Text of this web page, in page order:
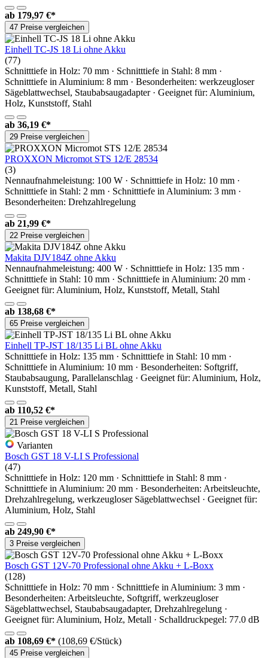
ab 179,97 €*
47 Preise vergleichen
Einhell TC-JS 18 Li ohne Akku
(77)
Schnitttiefe in Holz: 70 mm · Schnitttiefe in Stahl: 8 mm ·
Schnitttiefe in Aluminium: 8 mm · Besonderheiten: werkzeugloser
Sägeblattwechsel, Staubabsaugadapter · Geeignet für: Aluminium,
Holz, Kunststoff, Stahl
ab 36,19 €*
29 Preise vergleichen
PROXXON Micromot STS 12/E 28534
(3)
Nennaufnahmeleistung: 100 W · Schnitttiefe in Holz: 10 mm ·
Schnitttiefe in Stahl: 2 mm · Schnitttiefe in Aluminium: 3 mm ·
Besonderheiten: Drehzahlregelung
ab 21,99 €*
22 Preise vergleichen
Makita DJV184Z ohne Akku
Nennaufnahmeleistung: 400 W · Schnitttiefe in Holz: 135 mm ·
Schnitttiefe in Stahl: 10 mm · Schnitttiefe in Aluminium: 20 mm ·
Geeignet für: Aluminium, Holz, Kunststoff, Metall, Stahl
ab 138,68 €*
65 Preise vergleichen
Einhell TP-JST 18/135 Li BL ohne Akku
Schnitttiefe in Holz: 135 mm · Schnitttiefe in Stahl: 10 mm ·
Schnitttiefe in Aluminium: 10 mm · Besonderheiten: Softgriff,
Staubabsaugung, Parallelanschlag · Geeignet für: Aluminium, Holz,
Kunststoff, Metall, Stahl
ab 110,52 €*
21 Preise vergleichen
Varianten
Bosch GST 18 V-LI S Professional
(47)
Schnitttiefe in Holz: 120 mm · Schnitttiefe in Stahl: 8 mm ·
Schnitttiefe in Aluminium: 20 mm · Besonderheiten: Arbeitsleuchte,
Drehzahlregelung, werkzeugloser Sägeblattwechsel · Geeignet für:
Aluminium, Holz, Stahl
ab 249,90 €*
3 Preise vergleichen
Bosch GST 12V-70 Professional ohne Akku + L-Boxx
(128)
Schnitttiefe in Holz: 70 mm · Schnitttiefe in Aluminium: 3 mm ·
Besonderheiten: Arbeitsleuchte, Softgriff, werkzeugloser
Sägeblattwechsel, Staubabsaugadapter, Drehzahlregelung ·
Geeignet für: Aluminium, Holz, Metall · Schalldruckpegel: 77.0 dB
ab 108,69 €* (108,69 €/Stück)
45 Preise vergleichen